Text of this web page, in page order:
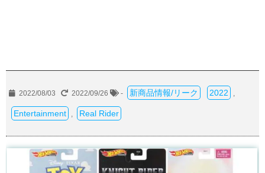
2022/08/03 2022/09/26 - 新商品情報/リーク 2022
Entertainment Real Rider